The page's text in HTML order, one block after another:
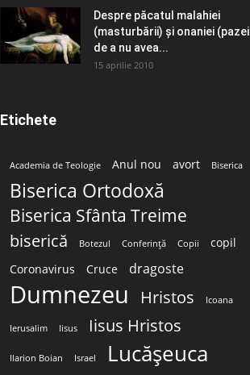
Despre păcatul malahiei
(masturbării) şi onaniei (pazei
de a nu avea...
15 aprilie 2010
Etichete
Academia de Teologie Anul nou avort Biserica
Biserica Ortodoxă
Biserica Sfânta Treime
biserică Botezul Conferință Copii
copil
Coronavirus
Cruce dragoste
Dumnezeu Hristos Icoana
Ierusalim Iisus Iisus Hristos
Ilarion Boian Israel Lucășeuca